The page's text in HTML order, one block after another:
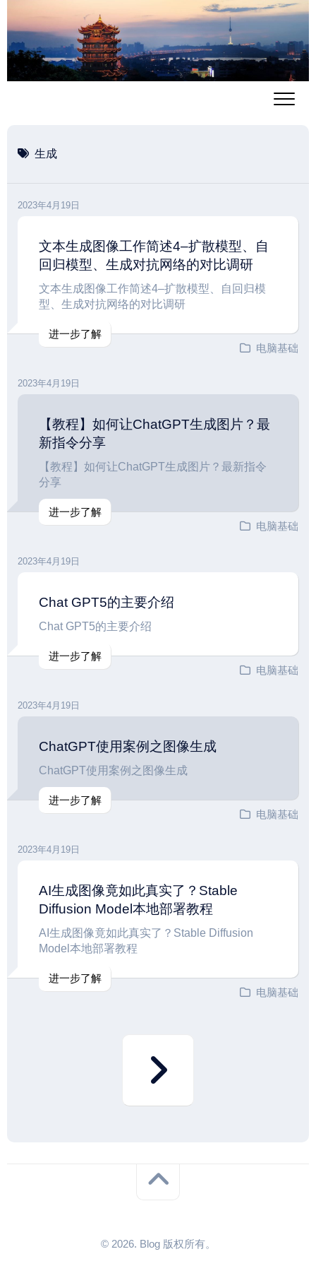
至
容
生成
2023年4月19日
文本生成图像工作简述4–扩散模型、自
回归模型、生成对抗网络的对比调研
文本生成图像工作简述4–扩散模型、自回归模
型、生成对抗网络的对比调研
进一步了解
电脑基础
2023年4月19日
【教程】如何让ChatGPT生成图片？最
新指令分享
【教程】如何让ChatGPT生成图片？最新指令
分享
进一步了解
电脑基础
2023年4月19日
Chat GPT5的主要介绍
Chat GPT5的主要介绍
进一步了解
电脑基础
2023年4月19日
ChatGPT使用案例之图像生成
ChatGPT使用案例之图像生成
进一步了解
电脑基础
2023年4月19日
AI生成图像竟如此真实了？Stable
Diffusion Model本地部署教程
AI生成图像竟如此真实了？Stable Diffusion
Model本地部署教程
进一步了解
电脑基础
© 2026. Blog 版权所有。